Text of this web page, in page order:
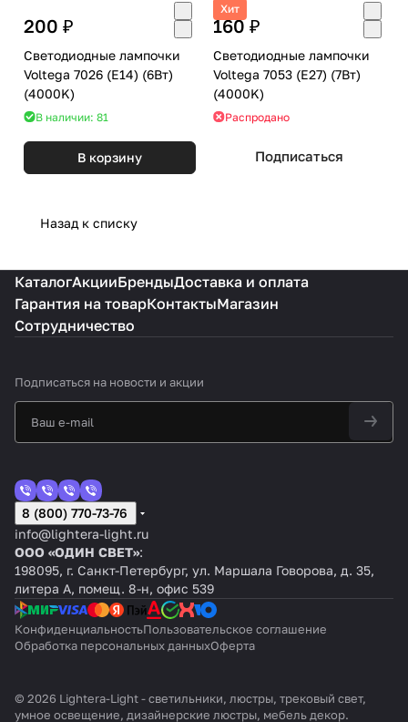
200 ₽
Светодиодные лампочки
Voltega 7026 (E14) (6Вт)
(4000K)
В наличии: 81
В корзину
Хит
160 ₽
Светодиодные лампочки
Voltega 7053 (E27) (7Вт)
(4000K)
Распродано
Подписаться
Назад к списку
КаталогАкцииБрендыДоставка и оплата
Гарантия на товарКонтактыМагазин
Сотрудничество
Подписаться на новости и акции
8 (800) 770-73-76
info@lightera-light.ru
ООО «ОДИН СВЕТ»:
198095, г. Санкт-Петербург, ул. Маршала Говорова, д. 35,
литера А, помещ. 8-н, офис 539
КонфиденциальностьПользовательское соглашение
Обработка персональных данныхОферта
© 2026 Lightera-Light - светильники, люстры, трековый свет,
умное освещение, дизайнерские люстры, мебель декор.